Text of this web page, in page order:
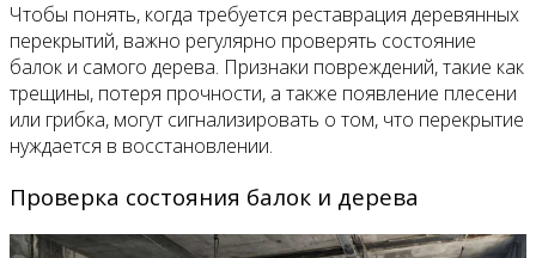
Чтобы понять, когда требуется реставрация деревянных
перекрытий, важно регулярно проверять состояние
балок и самого дерева. Признаки повреждений, такие как
трещины, потеря прочности, а также появление плесени
или грибка, могут сигнализировать о том, что перекрытие
нуждается в восстановлении.
Проверка состояния балок и дерева